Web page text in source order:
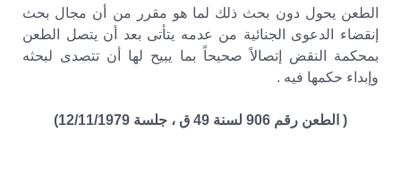
الطعن يحول دون بحث ذلك لما هو مقرر من أن مجال بحث
إنقضاء الدعوى الجنائية من عدمه يتأتى بعد أن يتصل الطعن
بمحكمة النقض إتصالاً صحيحاً بما يبيح لها أن تتصدى لبحثه
وإبداء حكمها فيه .
( الطعن رقم 906 لسنة 49 ق ، جلسة 12/11/1979)